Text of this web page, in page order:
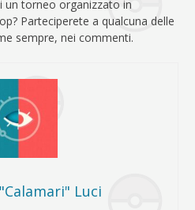
un torneo organizzato in
Parteciperete a qualcuna delle
sempre, nei commenti.
Luci